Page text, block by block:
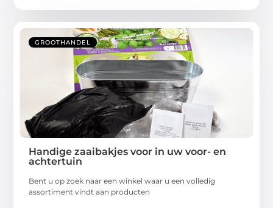
GROOTHANDEL
Handige zaaibakjes voor in uw voor- en
achtertuin
Bent u op zoek naar een winkel waar u een volledig
assortiment vindt aan producten